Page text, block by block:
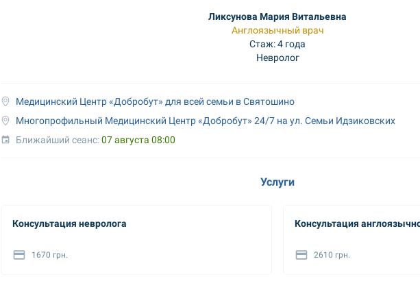
Ликсунова Мария Витальевна
Англоязычный врач
Стаж: 4 года
Невролог
Медицинский Центр «Добробут» для всей семьи в Святошино
Многопрофильный Медицинский Центр «Добробут» 24/7 на ул. Семьи Идзиковских
Ближайший сеанс: 07 августа 08:00
Услуги
Консультация невролога
1670 грн.
Консультация
2610 грн.